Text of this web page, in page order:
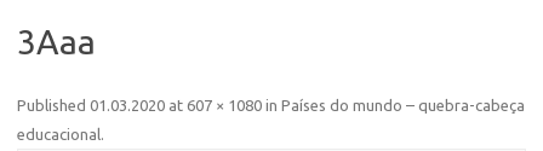
3Ааа
Published 01.03.2020 at 607 × 1080 in Países do mundo – quebra-cabeça
educacional.